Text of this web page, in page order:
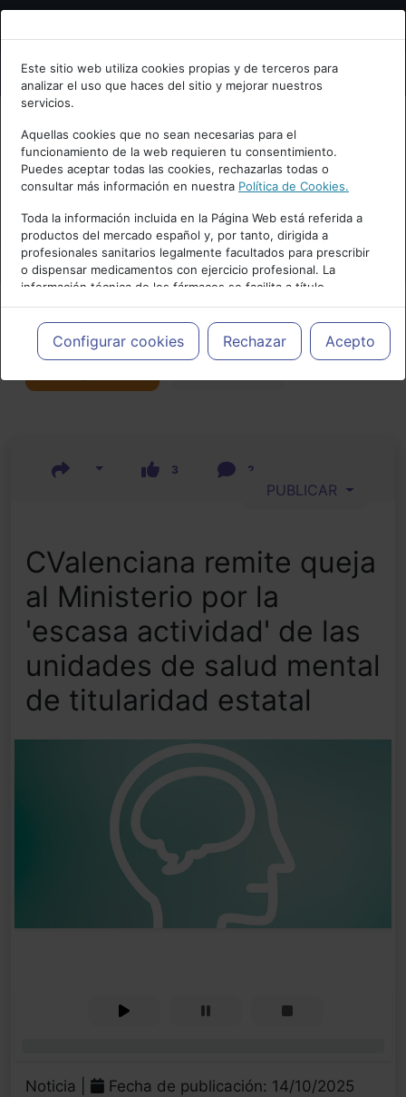
Bienvenid@ a psiquiatria.com
Escribe tu Email
Accede o regístrate con tu email.
Cancelar
Este sitio web utiliza cookies propias y de terceros para
analizar el uso que haces del sitio y mejorar nuestros
servicios.
Aquellas cookies que no sean necesarias para el
funcionamiento de la web requieren tu consentimiento.
Puedes aceptar todas las cookies, rechazarlas todas o
consultar más información en nuestra Política de Cookies.
Toda la información incluida en la Página Web está referida a
productos del mercado español y, por tanto, dirigida a
profesionales sanitarios legalmente facultados para prescribir
o dispensar medicamentos con ejercicio profesional. La
información técnica de los fármacos se facilita a título
meramente informativo, siendo responsabilidad de los
profesionales facultados prescribir medicamentos y decidir, en
cada caso concreto, el tratamiento más adecuado a las
necesidades del paciente.
Configurar cookies Rechazar Acepto
Actualidad y Artículos|Salud mental
3 2
PUBLICAR
CValenciana remite queja
al Ministerio por la
'escasa actividad' de las
unidades de salud mental
de titularidad estatal
Noticia | Fecha de publicación: 14/10/2025